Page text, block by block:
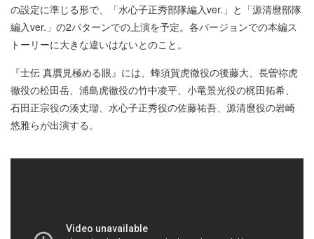
の設定に準じる形で、「水心子正秀部隊編入ver.」と「源清麿部隊
編入ver.」の2パターンでの上演を予定。各バージョンでの本編ス
トーリーに大きな違いはないとのこと。
『士伝 真贋見極める眼』には、蜂須賀虎徹役の後藤大、長曽祢虎
徹役の松田岳、浦島虎徹役の竹中凌平、小竜景光役の梶田拓希、
石田正宗役の湊丈瑠、水心子正秀役の佐藤祐吾、源清麿役の岩崎
悠雅らが出演する。